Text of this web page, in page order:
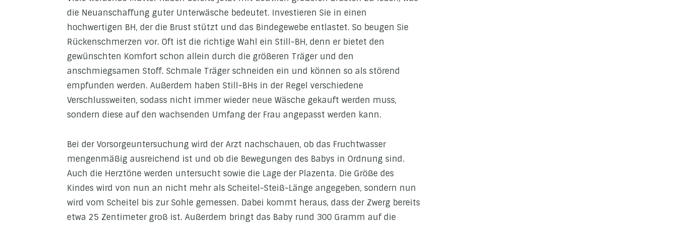
die Neuanschaffung guter Unterwäsche bedeutet. Investieren Sie in einen
hochwertigen BH, der die Brust stützt und das Bindegewebe entlastet. So beugen Sie
Rückenschmerzen vor. Oft ist die richtige Wahl ein Still-BH, denn er bietet den
gewünschten Komfort schon allein durch die größeren Träger und den
anschmiegsamen Stoff. Schmale Träger schneiden ein und können so als störend
empfunden werden. Außerdem haben Still-BHs in der Regel verschiedene
Verschlussweiten, sodass nicht immer wieder neue Wäsche gekauft werden muss,
sondern diese auf den wachsenden Umfang der Frau angepasst werden kann.
Bei der Vorsorgeuntersuchung wird der Arzt nachschauen, ob das Fruchtwasser
mengenmäßig ausreichend ist und ob die Bewegungen des Babys in Ordnung sind.
Auch die Herztöne werden untersucht sowie die Lage der Plazenta. Die Größe des
Kindes wird von nun an nicht mehr als Scheitel-Steiß-Länge angegeben, sondern nun
wird vom Scheitel bis zur Sohle gemessen. Dabei kommt heraus, dass der Zwerg bereits
etwa 25 Zentimeter groß ist. Außerdem bringt das Baby rund 300 Gramm auf die